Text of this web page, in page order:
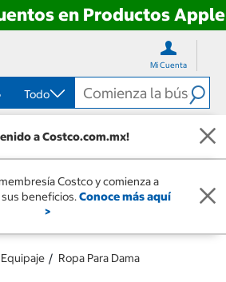
en Productos Apple
Mi Cuenta
Todo
a Costco.com.mx!
Costco y comienza a
beneficios.Conoce más aquí
>
Ropa Para Dama